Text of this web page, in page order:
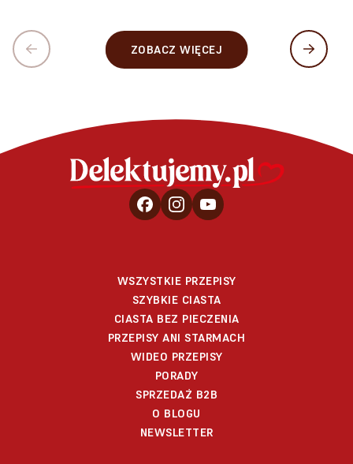
ZOBACZ WIĘCEJ
WSZYSTKIE PRZEPISY
SZYBKIE CIASTA
CIASTA BEZ PIECZENIA
PRZEPISY ANI STARMACH
WIDEO PRZEPISY
PORADY
SPRZEDAŻ B2B
O BLOGU
NEWSLETTER